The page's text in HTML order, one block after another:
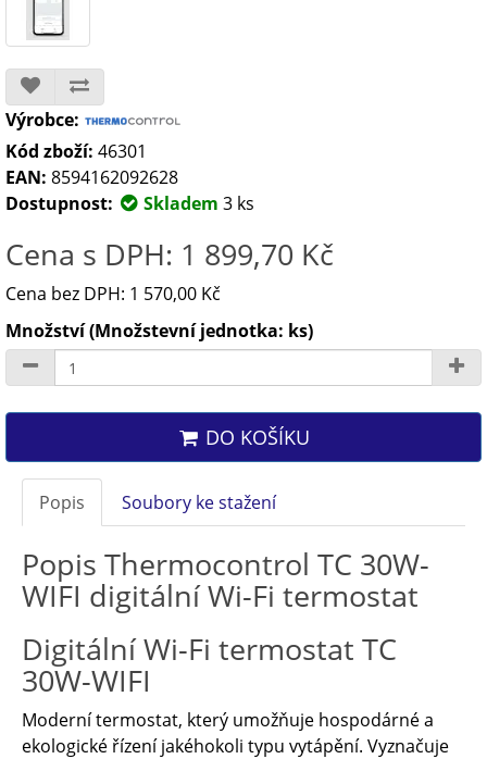
Výrobce:
Kód zboží: 46301
EAN: 8594162092628
Dostupnost:
Skladem 3 ks
Cena s DPH: 1 899,70 Kč
Cena bez DPH: 1 570,00 Kč
Množství (Množstevní jednotka: ks)
DO KOŠÍKU
Popis Soubory ke stažení
Popis Thermocontrol TC 30W-
WIFI digitální Wi-Fi termostat
Digitální Wi-Fi termostat TC
30W-WIFI
Moderní termostat, který umožňuje hospodárné a
ekologické řízení jakéhokoli typu vytápění. Vyznačuje